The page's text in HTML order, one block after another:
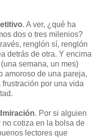
. A ver, ¿qué ha
dos o tres milenios?
renglón sí, renglón
detrás de otra. Y encima
semana, un mes)
amoroso de una pareja,
por una vida
. Por si alguien
no cotiza en la bolsa de
lectores que